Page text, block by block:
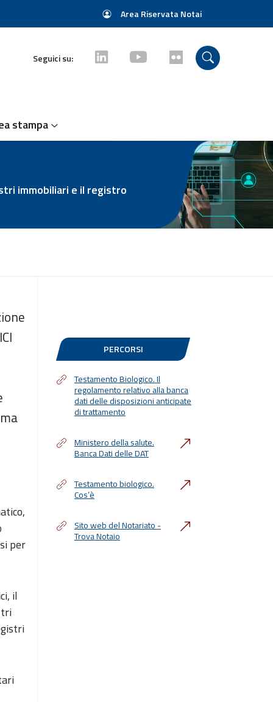
Area Riservata Notai
Seguici su:
stampa
immobiliari e il registro
per
il
PERCORSI
Testamento Biologico. Il
regolamento relativo alla banca
dati delle disposizioni anticipate
di trattamento
Ministero della salute.
Banca Dati delle DAT
Testamento biologico.
Cos’è
Sito web del Notariato -
Trova Notaio